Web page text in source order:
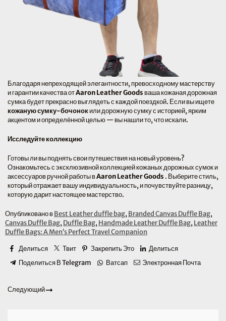
Благодаря непреходящей элегантности, превосходному мастерству
и гарантии качества отAaron Leather Goods ваша кожаная дорожная
сумка будет прекрасно выглядеть с каждой поездкой. Если вы ищете
кожаную сумку-бочонокили дорожную сумку с историей, ярким
акцентом и определённой целью — вы нашли то, что искали.
Исследуйте коллекцию
Готовы ли вы поднять свои путешествия на новый уровень?
Ознакомьтесь с эксклюзивной коллекцией кожаных дорожных сумок и
аксессуаров ручной работы вAaron Leather Goods . Выберите стиль,
который отражает вашу индивидуальность, и почувствуйте разницу,
которую дарит настоящее мастерство.
Опубликовано вBest Leather duffle bag, Branded Canvas Duffle Bag,
Canvas Duffle Bag, Duffle Bag, Handmade Leather Duffle Bag, Leather
Duffle Bags: A Men’s Perfect Travel Companion
Делиться
Твит Закрепить Это
Делиться
Поделиться В Telegram
Ватсап Электронная Почта
Следующий